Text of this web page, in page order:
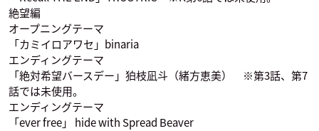
茅野愛衣
罪木蜜柑
九頭龍冬彦
声優：岸尾だいすけ 声優：小林ゆう
絶望編
オープニングテーマ
「カミイロアワセ」binaria
エンディングテーマ
「絶対希望バースデー」狛枝凪斗（緒方恵美） ※第3話、第7
話では未使用。
エンディングテーマ
「ever free」 hide with Spread Beaver